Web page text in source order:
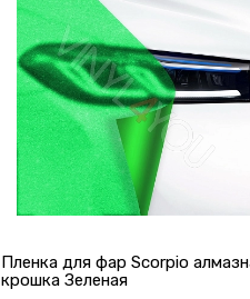
Пленка для фар Scorpio
крошка Зеленая